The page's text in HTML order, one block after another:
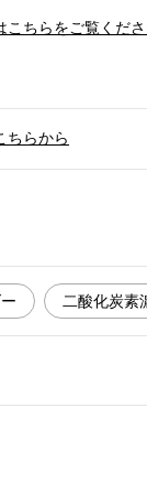
こちらをご覧くださ
ちらから
二酸化炭素